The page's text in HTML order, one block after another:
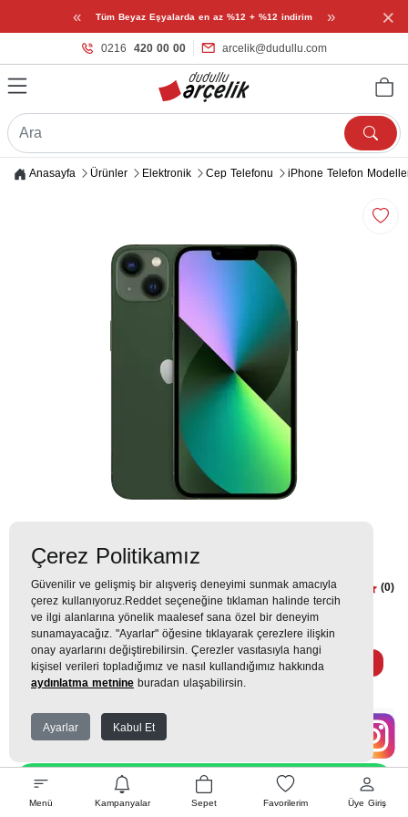
« Tüm Beyaz Eşyalarda en az %12 + %12 indirim » ×
0216 420 00 00 arcelik@dudullu.com
Menü Kampanyalar Sepet Favorilerim Üye Giriş
Anasayfa Ürünler Elektronik Cep Telefonu iPhone Telefon
iPhone 13 256GB Yeşil İphone 13 (0)
45.950TL
5.106 TLx 9 Taksit =45.950 TL Ekstra İndirim %12 =
EK GARANTİ
WHATSAPP SİPARİŞ
Çerez Politikamız
Güvenilir ve gelişmiş bir alışveriş deneyimi sunmak amacıyla
çerez kullanıyoruz.Reddet seçeneğine tıklaman halinde tercih
ve ilgi alanlarına yönelik maalesef sana özel bir deneyim
sunamayacağız. "Ayarlar" öğesine tıklayarak çerezlere ilişkin
onay ayarlarını değiştirebilirsin. Çerezler vasıtasıyla hangi
kişisel verileri topladığımız ve nasıl kullandığımız hakkında
aydınlatma metnine buradan ulaşabilirsin.
Ayarlar Kabul Et